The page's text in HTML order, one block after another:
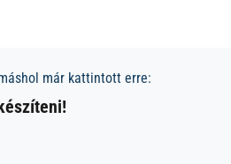
már kattintott erre: